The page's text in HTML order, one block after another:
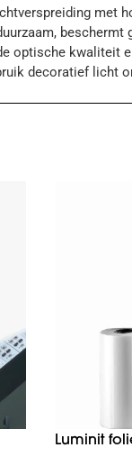
met
beschermt
optische kwaliteit
decoratief licht
Luminit